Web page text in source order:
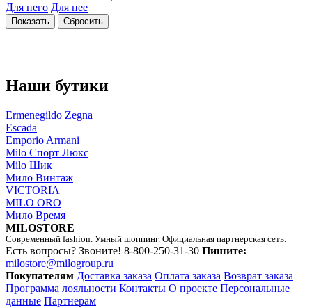
Для него Для нее
Наши бутики
Ermenegildo Zegna
Escada
Emporio Armani
Milo Спорт Люкс
Milo Шик
Мило Винтаж
VICTORIA
MILO ORO
Мило Время
MILOSTORE
Современный fashion. Умный шоппинг. Официальная партнерская сеть.
Есть вопросы? Звоните! 8-800-250-31-30 Пишите:
milostore@milogroup.ru
Покупателям Доставка заказа Оплата заказа Возврат заказа
Программа лояльности Контакты О проекте Персональные
данные Партнерам